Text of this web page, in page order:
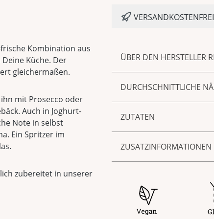
ÜBER DEN HERSTELLER
Produktideen
Familienrezepten aus
RITTERGUT
verschiedenen Bio-
DURCHSCHNITTLICHE
Fett 0,50 g
davon gesättigte
Kohlenhydrate 64,00 g
ZUTATEN
15%, Basilikum 2%.
ZUSATZINFORMATIONEN
Herkunftsland
Verantwortlicher
Laux GmbH
Kombination aus
Küche. Der
gleichermaßen.
mit Prosecco oder
Auch in Joghurt-
Note in selbst
Ein Spritzer im
zubereitet in unserer